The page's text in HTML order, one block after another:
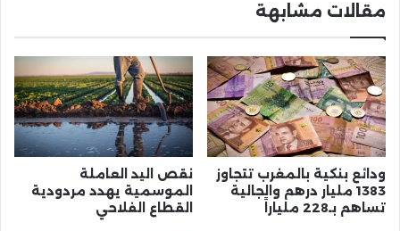
مقالات مشابهة
ودائع بنكية بالمغرب تتجاوز
1383 مليار درهم والجالية
تساهم بـ228 ملياراً
نقص اليد العاملة
الموسمية يهدد مردودية
القطاع الفلاحي